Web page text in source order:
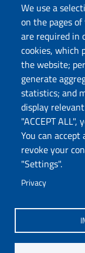
We use a
on the pages
are required in
cookies, which
the website;
generate
statistics; and
display
"ACCEPT
You can
revoke your
"Settings".
Privacy
Università degli
Dipartimento di
Viale Italia 39/a,
Tel. +39 079 229204
www.uniss.it
eUniss
Calls
Posta elettronica
Protocollo
Follow us